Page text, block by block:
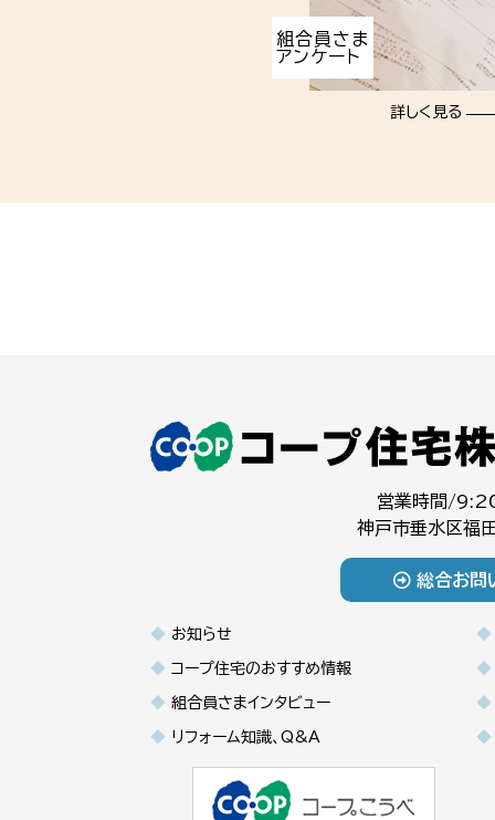
組合員さま
アンケート
詳しく見る
営業時間/
神戸市垂水区福
総合お問
お知らせ
コープ住宅のおすすめ情報
組合員さまインタビュー
リフォーム知識、Q&A